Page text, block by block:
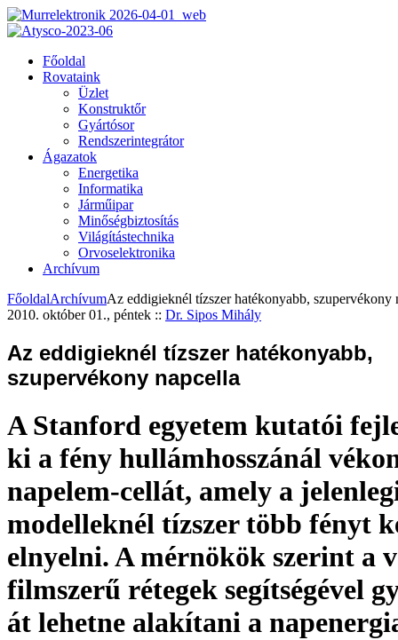
Főoldal
Rovataink
Üzlet
Konstruktőr
Gyártósor
Rendszerintegrátor
Ágazatok
Energetika
Informatika
Járműipar
Minőségbiztosítás
Világítástechnika
Orvoselektronika
Archívum
FőoldalArchívumAz eddigieknél tízszer hatékonyabb, szupervékony
2010. október 01., péntek :: Dr. Sipos Mihály
Az eddigieknél tízszer hatékonyabb,
szupervékony napcella
A Stanford egyetem kutatói
ki a fény hullámhosszánál
napelem-cellát, amely a
modelleknél tízszer több fényt
elnyelni. A mérnökök szerint a
filmszerű rétegek segítségével
át lehetne alakítani a